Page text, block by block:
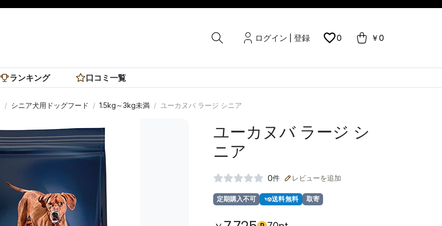
ログイン 登録 0 ￥0
ランキング 口コミ一覧
シニア犬用ドッグフード 1.5kg～3kg未満 ユーカヌバ ラージ シニア
ユーカヌバ ラージ シ
ニア
0件 レビューを追加
定期購入不可 送料無料 取寄